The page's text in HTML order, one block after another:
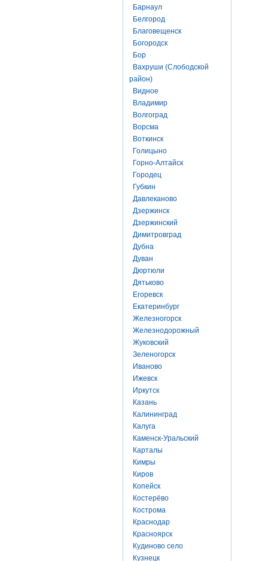
Барнаул
Белгород
Благовещенск
Богородск
Бор
Вахруши (Слободской
район)
Видное
Владимир
Волгоград
Ворсма
Воткинск
Голицыно
Горно-Алтайск
Городец
Губкин
Давлеканово
Дзержинск
Дзержинский
Димитровград
Дубна
Дуван
Дюртюли
Дятьково
Егоревск
Екатеринбург
Железногорск
Железнодорожный
Жуковский
Зеленогорск
Иваново
Ижевск
Иркутск
Казань
Калининград
Калуга
Каменск-Уральский
Карталы
Кимры
Киров
Копейск
Костерёво
Кострома
Краснодар
Красноярск
Кудиново село
Кузнецк